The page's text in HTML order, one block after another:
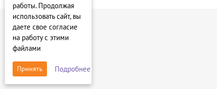
работы. Продолжая
использовать сайт, вы
даете свое согласие
на работу с этими
файлами
Принять Подробнее